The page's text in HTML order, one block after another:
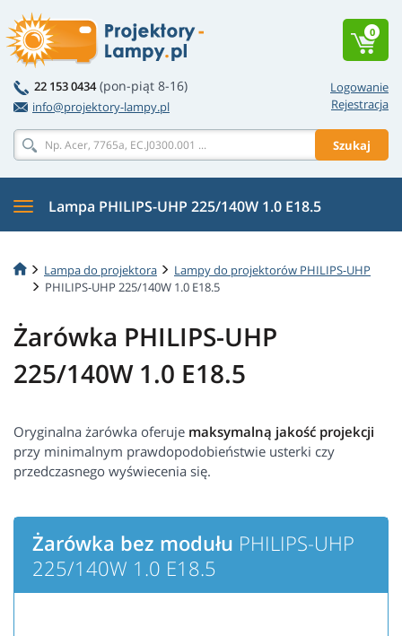
Logowanie
Rejestracja
22 153 0434 (pon-piąt 8-16)
info@projektory-lampy.pl
Szukaj
0
Lampa PHILIPS-UHP 225/140W 1.0 E18.5
Lampa do projektora
Lampy do projektorów PHILIPS-UHP
PHILIPS-UHP 225/140W 1.0 E18.5
Żarówka PHILIPS-UHP
225/140W 1.0 E18.5
Oryginalna żarówka oferuje maksymalną jakość projekcji
przy minimalnym prawdopodobieństwie usterki czy
przedczasnego wyświecenia się.
Żarówka bez modułu PHILIPS-UHP
225/140W 1.0 E18.5